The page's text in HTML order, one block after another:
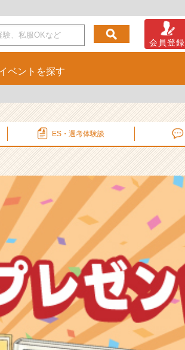
会員登録
ベント を探す
ES・選考体験談